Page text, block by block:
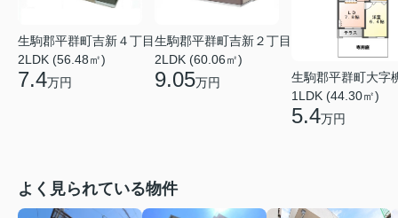
生駒郡平群町吉新４丁目
2LDK (56.48㎡)
7.4万円
生駒郡平群町吉新２丁目
2LDK (60.06㎡)
9.05万円
生駒郡平群町大字
1LDK (44.30㎡)
5.4万円
よく見られている物件